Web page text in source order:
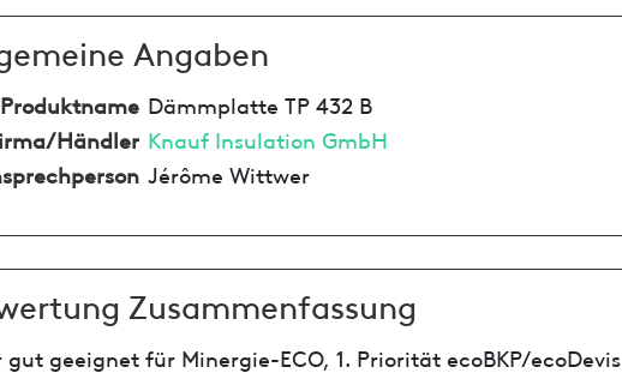
Angaben
Produktname Dämmplatte TP 432 B
Händler Knauf Insulation GmbH
Jérôme Wittwer
Zusammenfassung
gut geeignet für Minergie-ECO, 1. Priorität ecoBKP/ecoDevis